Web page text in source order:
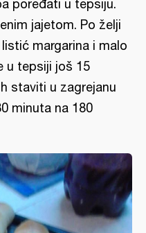
poređati u tepsiju.
jajetom. Po želji
margarina i malo
u tepsiji još 15
staviti u zagrejanu
minuta na 180